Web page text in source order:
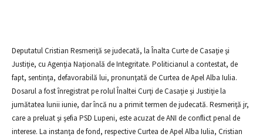
Deputatul Cristian Resmeriţă se judecată, la Înalta Curte de Casaţie şi
Justiţie, cu Agenţia Naţională de Integritate. Politicianul a contestat, de
fapt, sentinţa, defavorabilă lui, pronunţată de Curtea de Apel Alba Iulia.
Dosarul a fost înregistrat pe rolul Înaltei Curţi de Casaţie şi Justiţie la
jumătatea lunii iunie, dar încă nu a primit termen de judecată. Resmeriţă jr,
care a preluat şi şefia PSD Lupeni, este acuzat de ANI de conflict penal de
interese. La instanţa de fond, respective Curtea de Apel Alba Iulia, Cristian